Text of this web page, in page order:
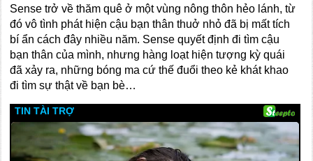
Sense trở về thăm quê ở một vùng nông thôn hẻo lánh, từ
đó vô tình phát hiện cậu bạn thân thuở nhỏ đã bị mất tích
bí ẩn cách đây nhiều năm. Sense quyết định đi tìm cậu
bạn thân của mình, nhưng hàng loạt hiện tượng kỳ quái
đã xảy ra, những bóng ma cứ thế đuổi theo kẻ khát khao
đi tìm sự thật về bạn bè…